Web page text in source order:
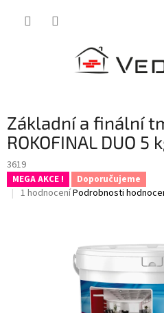
Základní a finální
ROKOFINAL DUO 5
3619
MEGA AKCE ! Doporučujeme
Průměrné
1 hodnoceníPodrobnosti